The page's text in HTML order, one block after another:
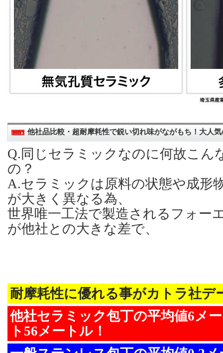
他社品比較・超耐摩耗性で鋭い切れ味がながもち！大人
Q.同じセラミックなのに何故こん
の？
A.セラミックは原料の状態や成形
が大きく異なる為、
世界唯一工法で製造されるフォー
が他社との大きな差で、
耐摩耗性に優れる事がカトラ社デ
他社セラミック包丁の平均値6メ
ト56メートル！